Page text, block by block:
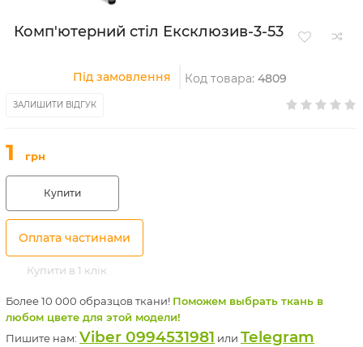
Комп'ютерний стіл Ексклюзив-3-53
Під замовлення Код товара: 4809
ЗАЛИШИТИ ВІДГУК
1 грн
Купити
Оплата частинами
Купити в 1 клік
Более 10 000 образцов ткани! Поможем выбрать ткань в
любом цвете для этой модели!
Пишите нам: Viber 0994531981 или Telegram